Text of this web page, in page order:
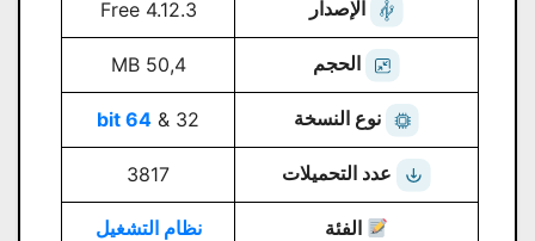
الإصدار Free 4.12.3
الحجم 50,4 MB
نوع النسخة 32 &
64 bit
عدد التحميلات 3817
الفئة نظام التشغيل